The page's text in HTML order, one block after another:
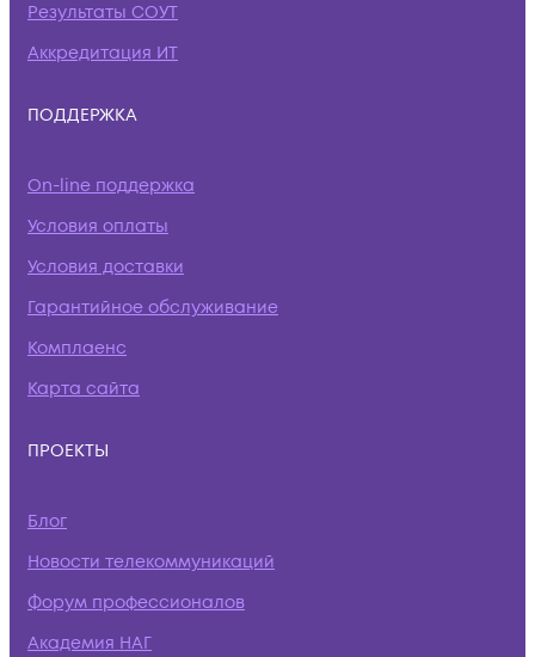
Результаты СОУТ
Аккредитация ИТ
ПОДДЕРЖКА
On-line поддержка
Условия оплаты
Условия доставки
Гарантийное обслуживание
Комплаенс
Карта сайта
ПРОЕКТЫ
Блог
Новости телекоммуникаций
Форум профессионалов
Академия НАГ